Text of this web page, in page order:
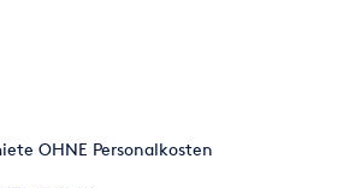
OHNE Personalkosten
OHNE Personalkosten